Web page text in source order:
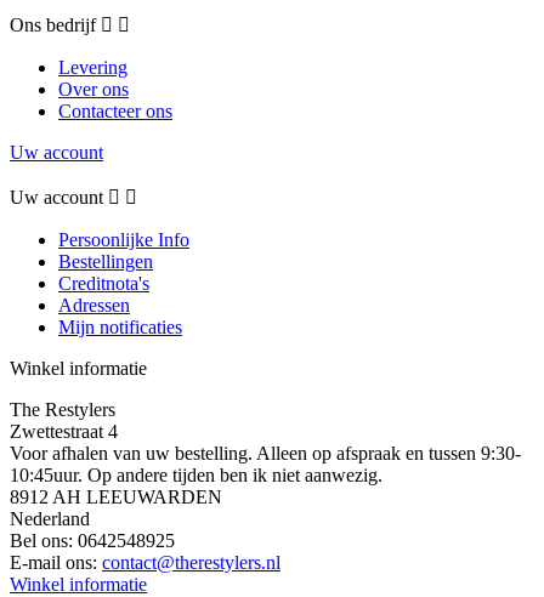
Ons bedrijf  
Levering
Over ons
Contacteer ons
Uw account
Uw account  
Persoonlijke Info
Bestellingen
Creditnota's
Adressen
Mijn notificaties
Winkel informatie
The Restylers
Zwettestraat 4
Voor afhalen van uw bestelling. Alleen op afspraak en tussen 9:30-
10:45uur. Op andere tijden ben ik niet aanwezig.
8912 AH LEEUWARDEN
Nederland
Bel ons: 0642548925
E-mail ons: contact@therestylers.nl
Winkel informatie